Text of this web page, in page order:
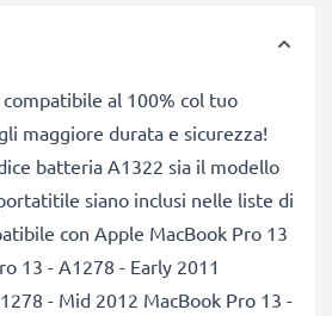
al 100% col tuo
maggiore durata e sicurezza!
batteria A1322 sia il modello
siano inclusi nelle liste di
con Apple MacBook Pro 13
13 - A1278 - Early 2011
- Mid 2012 MacBook Pro 13 -